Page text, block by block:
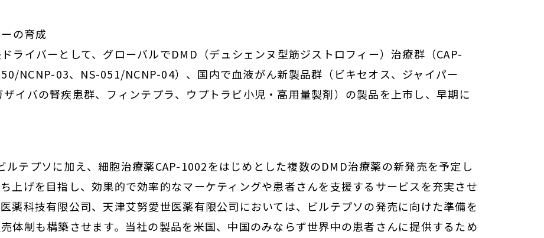
の育成
ライバーとして、グローバルでDMD（デュシェンヌ型筋ジストロフィー）治療群（CAP-
NCNP-03、NS-051/NCNP-04）、国内で血液がん新製品群（ビキセオス、ジャイパー
イバの腎疾患群、フィンテプラ、ウプトラビ小児・高用量製剤）の製品を上市し、早期に
テプソに加え、細胞治療薬CAP-1002をはじめとした複数のDMD治療薬の新発売を予定し
上げを目指し、効果的で効率的なマーケティングや患者さんを支援するサービスを充実させ
薬科技有限公司、天津艾努愛世医薬有限公司においては、ビルテプソの発売に向けた準備を
体制も構築させます。当社の製品を米国、中国のみならず世界中の患者さんに提供するため